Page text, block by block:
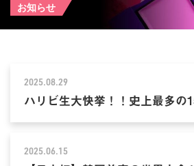
お知らせ
2025.08.29
ハリビ生大快挙！！史上最多の
2025.06.15